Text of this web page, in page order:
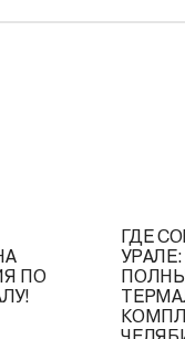
ПО
ГДЕ